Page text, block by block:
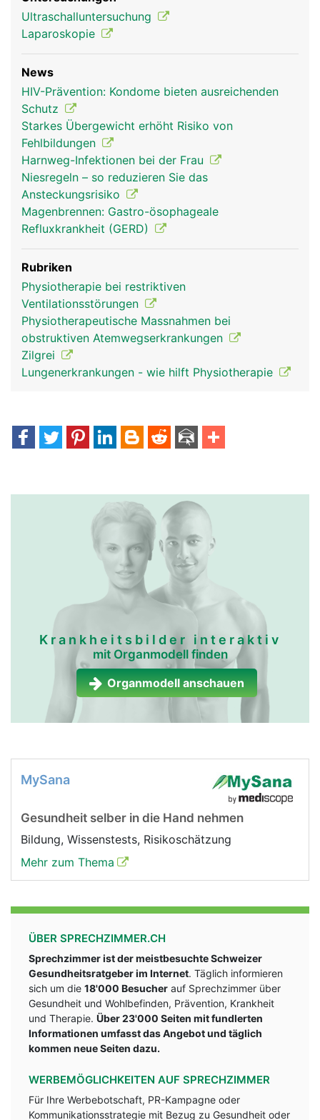
Ultraschalluntersuchung
Laparoskopie
News
HIV-Prävention: Kondome bieten ausreichenden
Schutz
Starkes Übergewicht erhöht Risiko von
Fehlbildungen
Harnweg-Infektionen bei der Frau
Niesregeln – so reduzieren Sie das
Ansteckungsrisiko
Magenbrennen: Gastro-ösophageale
Refluxkrankheit (GERD)
Rubriken
Physiotherapie bei restriktiven
Ventilationsstörungen
Physiotherapeutische Massnahmen bei
obstruktiven Atemwegserkrankungen
Zilgrei
Lungenerkrankungen - wie hilft Physiotherapie
Krankheitsbilder interaktiv
mit Organmodell finden
Organmodell anschauen
MySana
Gesundheit selber in die Hand nehmen
Bildung, Wissenstests, Risikoschätzung
Mehr zum Thema
ÜBER SPRECHZIMMER.CH
Sprechzimmer ist der meistbesuchte Schweizer
Gesundheitsratgeber im Internet. Täglich informieren
sich um die 18'000 Besucher auf Sprechzimmer über
Gesundheit und Wohlbefinden, Prävention, Krankheit
und Therapie. Über 23'000 Seiten mit fundlerten
Informationen umfasst das Angebot und täglich
kommen neue Seiten dazu.
WERBEMÖGLICHKEITEN AUF SPRECHZIMMER
Für Ihre Werbebotschaft, PR-Kampagne oder
Kommunikationsstrategie mit Bezug zu Gesundheit oder